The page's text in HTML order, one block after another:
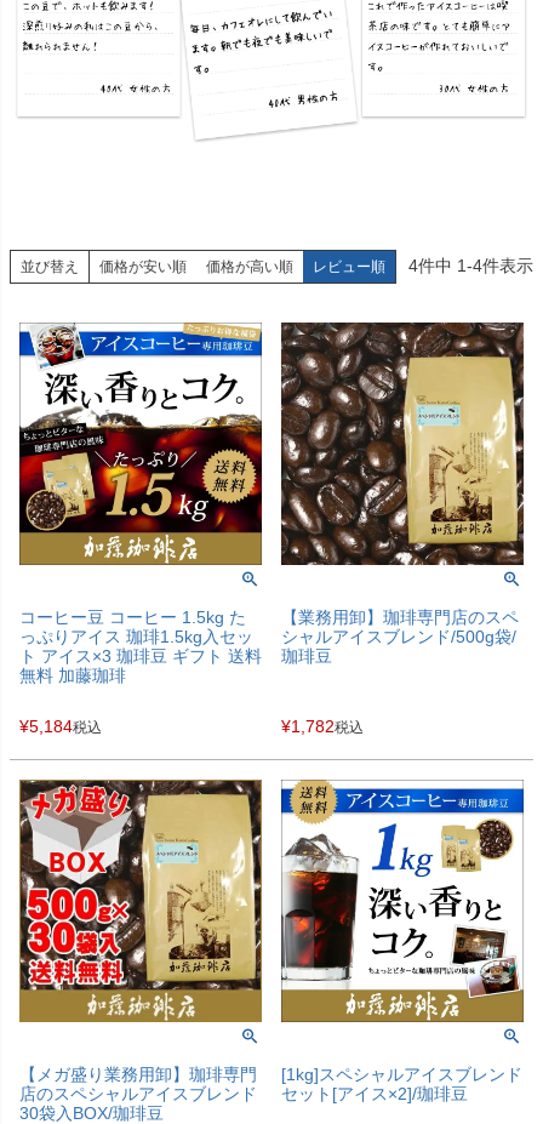
並び替え 価格が安い順 価格が高い順 レビュー順 4件中 1-4件表示
コーヒー豆 コーヒー 1.5kg た
っぷりアイス 珈琲1.5kg入セッ
ト アイス×3 珈琲豆 ギフト 送料
無料 加藤珈琲
¥5,184税込
【業務用卸】珈琲専門店のスペ
シャルアイスブレンド/500g袋/
珈琲豆
¥1,782税込
【メガ盛り業務用卸】珈琲専門
店のスペシャルアイスブレンド
30袋入BOX/珈琲豆
[1kg]スペシャルアイスブレンド
セット[アイス×2]/珈琲豆